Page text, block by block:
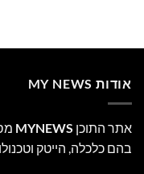
אודות MY NEWS
אתר התוכן MYNEWS
בהם כלכלה, הייטק